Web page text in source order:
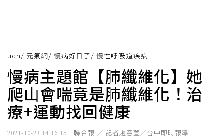
udn/ 元氣網/ 慢病好日子/ 慢性呼吸道疾病
慢病主題館【肺纖維化】她
爬山會喘竟是肺纖維化！治
療+運動找回健康
2021-10-28 14:16:15 聯合報 ／ 記者趙容萱／台中即時報導